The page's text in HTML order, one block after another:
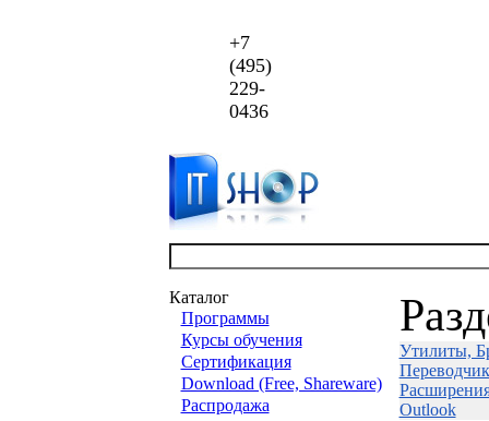
+7
(495)
229-
0436
Каталог
Программы
Курсы обучения
Сертификация
Download (Free, Shareware)
Распродажа
Утилиты,
Outlook